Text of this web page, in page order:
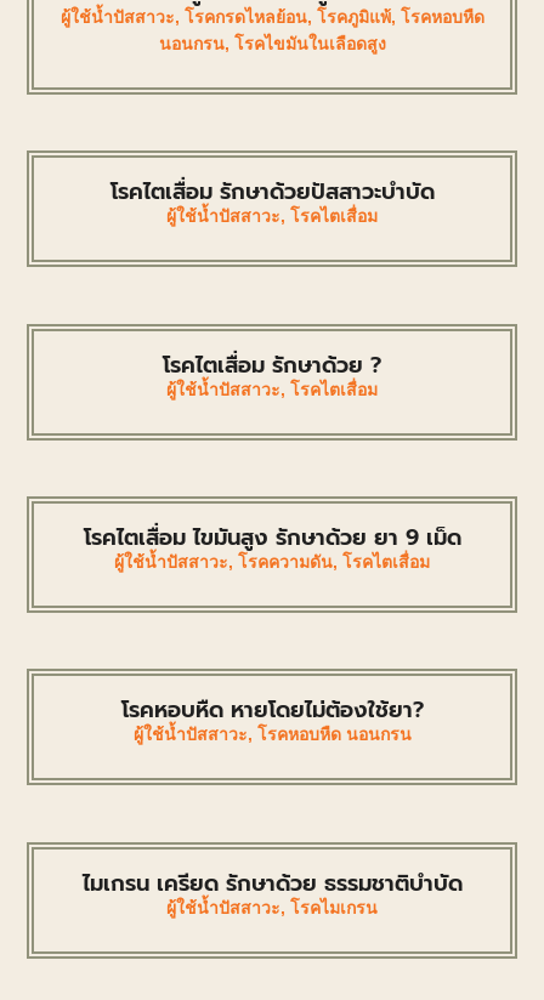
ผู้ใช้น้ำปัสสาวะ, โรคกรดไหลย้อน, โรคภูมิแพ้, โรคหอบหืด
นอนกรน, โรคไขมันในเลือดสูง
โรคไตเสื่อม รักษาด้วยปัสสาวะบำบัด
ผู้ใช้น้ำปัสสาวะ, โรคไตเสื่อม
โรคไตเสื่อม รักษาด้วย ?
ผู้ใช้น้ำปัสสาวะ, โรคไตเสื่อม
โรคไตเสื่อม ไขมันสูง รักษาด้วย ยา 9 เม็ด
ผู้ใช้น้ำปัสสาวะ, โรคความดัน, โรคไตเสื่อม
โรคหอบหืด หายโดยไม่ต้องใช้ยา?
ผู้ใช้น้ำปัสสาวะ, โรคหอบหืด นอนกรน
ไมเกรน เครียด รักษาด้วย ธรรมชาติบำบัด
ผู้ใช้น้ำปัสสาวะ, โรคไมเกรน